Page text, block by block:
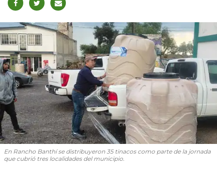
En Rancho Banthí se distribuyeron 35 tinacos como parte de la jornada
que cubrió tres localidades del municipio.